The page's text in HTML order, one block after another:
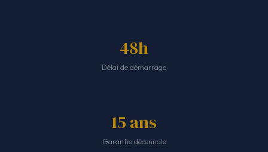
48h
Délai de démarrage
15 ans
Garantie décennale